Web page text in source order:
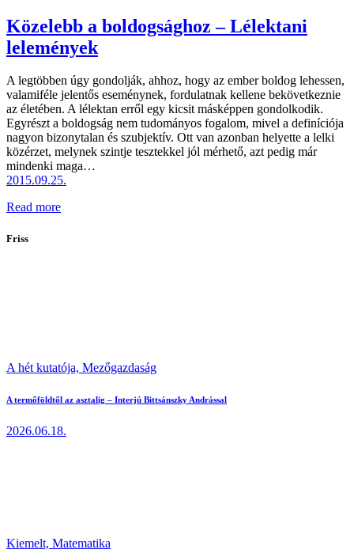
Közelebb a boldogsághoz – Lélektani
lelemények
A legtöbben úgy gondolják, ahhoz, hogy az ember boldog lehessen,
valamiféle jelentős eseménynek, fordulatnak kellene bekövetkeznie
az életében. A lélektan erről egy kicsit másképpen gondolkodik.
Egyrészt a boldogság nem tudományos fogalom, mivel a definíciója
nagyon bizonytalan és szubjektív. Ott van azonban helyette a lelki
közérzet, melynek szintje tesztekkel jól mérhető, azt pedig már
mindenki maga…
2015.09.25.
Read more
Friss
A hét kutatója, Mezőgazdaság
A termőföldtől az asztalig – Interjú Bittsánszky Andrással
2026.06.18.
Kiemelt, Matematika